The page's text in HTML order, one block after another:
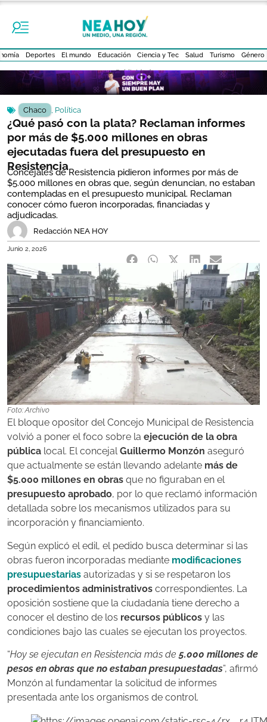
Deportes El mundo Educación Ciencia y Tec Salud Turismo Género
- Publicidad -
Chaco , Política
¿Qué pasó con la plata? Reclaman informes
por más de $5.000 millones en obras
ejecutadas fuera del presupuesto en
Resistencia
Concejales de Resistencia pidieron informes por más de
$5.000 millones en obras que, según denuncian, no estaban
contempladas en el presupuesto municipal. Reclaman
conocer cómo fueron incorporadas, financiadas y
adjudicadas.
Redacción NEA HOY
Junio 2, 2026
Foto: Archivo
El bloque opositor del Concejo Municipal de Resistencia
volvió a poner el foco sobre la ejecución de la obra
pública local. El concejalGuillermo Monzón aseguró
que actualmente se están llevando adelante más de
$5.000 millones en obras que no figuraban en el
presupuesto aprobado, por lo que reclamó información
detallada sobre los mecanismos utilizados para su
incorporación y financiamiento.
Según explicó el edil, el pedido busca determinar si las
obras fueron incorporadas mediante modificaciones
presupuestarias autorizadas y si se respetaron los
procedimientos administrativos correspondientes. La
oposición sostiene que la ciudadanía tiene derecho a
conocer el destino de los recursos públicos y las
condiciones bajo las cuales se ejecutan los proyectos.
“Hoy se ejecutan en Resistencia más de5.000 millones de
pesos en obras que no estaban presupuestadas”, afirmó
Monzón al fundamentar la solicitud de informes
presentada ante los organismos de control.